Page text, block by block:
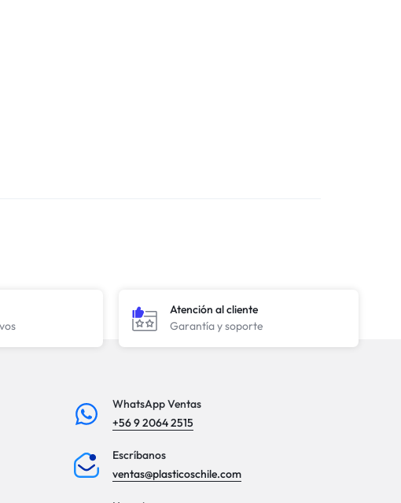
Atención al cliente
Garantía y soporte
WhatsApp Ventas
+56 9 2064 2515
Escríbanos
ventas@plasticoschile.com